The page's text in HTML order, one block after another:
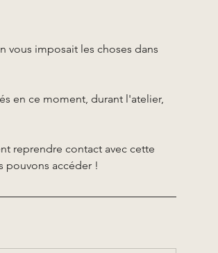
vous imposait les choses dans
en ce moment, durant l'atelier,
reprendre contact avec cette
pouvons accéder !